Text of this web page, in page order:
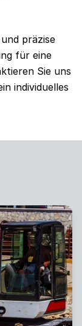
präzise
für eine
Sie uns
individuelles